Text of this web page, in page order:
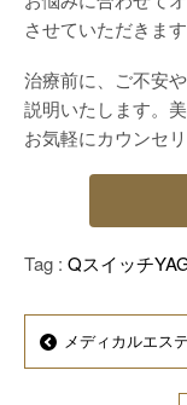
させていただきます
治療前に、ご不安
説明いたします。
お気軽にカウンセ
Tag : Qスイッチ
メディカルエス